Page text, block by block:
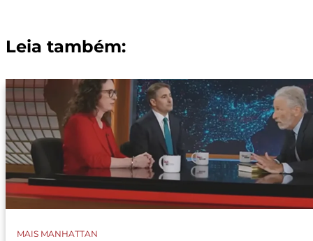
Leia também:
MAIS MANHATTAN